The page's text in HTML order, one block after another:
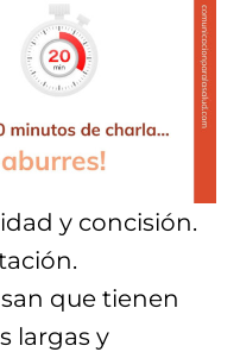
y concisión.
que tienen
largas y